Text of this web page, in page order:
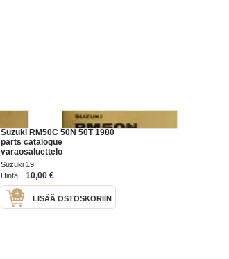
Suzuki RM50C 50N 50T 1980
parts catalogue
varaosaluettelo
Suzuki 19
Hinta:
10,00 €
LISÄÄ OSTOSKORIIN